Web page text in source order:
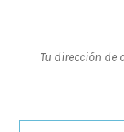
Tu dirección de